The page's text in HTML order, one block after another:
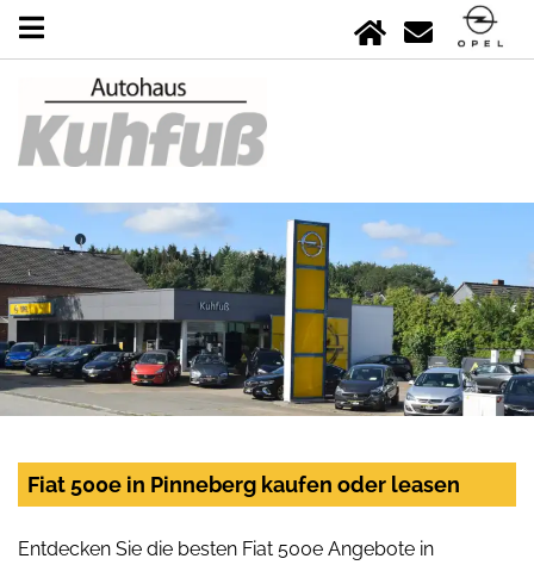
Fiat 500e in Pinneberg kaufen oder leasen
Entdecken Sie die besten Fiat 500e Angebote in